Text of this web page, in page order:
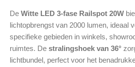
De Witte LED 3-fase Railspot 20W
lichtopbrengst van 2000 lumen, ideaal
specifieke gebieden in winkels,
ruimtes. De stralingshoek van 36°
lichtbundel, perfect voor het